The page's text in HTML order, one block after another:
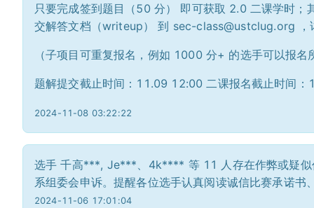
只要完成签到题目（50 分） 即可获取 2.0 二课学时
交解答文档（writeup） 到 sec-class@ustclug.org ，
（子项目可重复报名，例如 1000 分+ 的选手可以报
题解提交截止时间：11.09 12:00 二课报名截止时间
2024-11-08 03:22:22
选手 千高***, Je***、4k**** 等 11 人存在作弊或疑似
系组委会申诉。提醒各位选手认真阅读诚信比赛承诺书
2024-11-06 17:01:04